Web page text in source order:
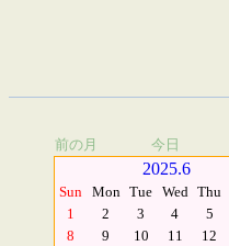
前の月 今日
2025.6
Sun Mon Tue Wed Thu
1
2 3 4 5
8
9 10 11 12